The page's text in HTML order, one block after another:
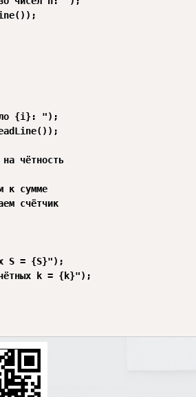
{i}: ");
на чётность
к сумме
счётчик
S = {S}");
k = {k}");